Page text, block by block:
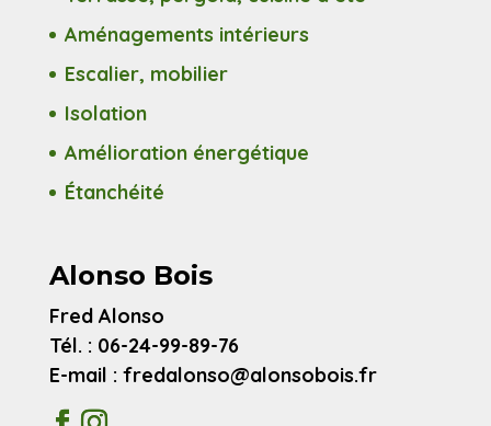
Aménagements intérieurs
Escalier, mobilier
Isolation
Amélioration énergétique
Étanchéité
Alonso Bois
Fred Alonso
Tél. : 06-24-99-89-76
E-mail : fredalonso@alonsobois.fr